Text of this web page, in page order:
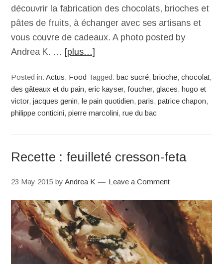
découvrir la fabrication des chocolats, brioches et
pâtes de fruits, à échanger avec ses artisans et
vous couvre de cadeaux. A photo posted by
Andrea K. … [plus…]
Posted in:Actus, Food Tagged:bac sucré,brioche,chocolat,
des gâteaux et du pain,eric kayser,foucher,glaces,hugo et
victor,jacques genin,le pain quotidien,paris,patrice chapon,
philippe conticini,pierre marcolini,rue du bac
Recette : feuilleté cresson-feta
23 May 2015 byAndrea K Leave a Comment